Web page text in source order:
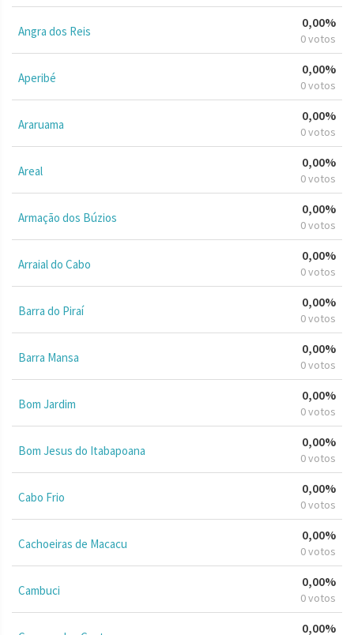
Angra dos Reis
0,00%
0 votos
Aperibé
0,00%
0 votos
Araruama
0,00%
0 votos
Areal
0,00%
0 votos
Armação dos Búzios
0,00%
0 votos
Arraial do Cabo
0,00%
0 votos
Barra do Piraí
0,00%
0 votos
Barra Mansa
0,00%
0 votos
Bom Jardim
0,00%
0 votos
Bom Jesus do Itabapoana
0,00%
0 votos
Cabo Frio
0,00%
0 votos
Cachoeiras de Macacu
0,00%
0 votos
Cambuci
0,00%
0 votos
0,00%